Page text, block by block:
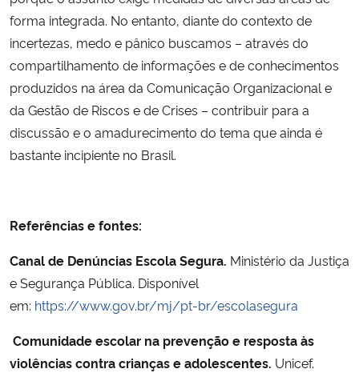
forma integrada. No entanto, diante do contexto de
incertezas, medo e pânico buscamos – através do
compartilhamento de informações e de conhecimentos
produzidos na área da Comunicação Organizacional e
da Gestão de Riscos e de Crises – contribuir para a
discussão e o amadurecimento do tema que ainda é
bastante incipiente no Brasil.
Referênciase fontes:
Canal de Denúncias Escola Segura. Ministério da Justiça
e Segurança Pública. Disponível
em: https://www.gov.br/mj/pt-br/escolasegura
Comunidade escolar na prevenção e resposta às
violências contra crianças e adolescentes. Unicef.